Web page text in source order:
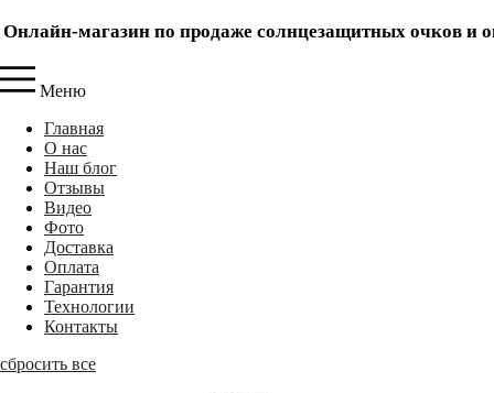
Онлайн-магазин по продаже солнцезащитных очков и
Меню
Главная
О нас
Наш блог
Отзывы
Видео
Фото
Доставка
Оплата
Гарантия
Технологии
Контакты
сбросить все